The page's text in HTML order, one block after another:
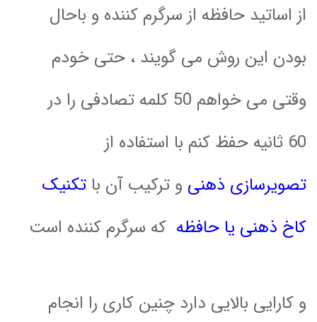
از اساتید حافظه از سرگرم کننده و باحال
بودن این روش می گویند ، حتی خودم
وقتی می خواهم 50 کلمه تصادفی را در
60 ثانیه حفظ کنم با استفاده از
تصویرسازی ذهنی و ترکیب آن با تکنیک
کاخ ذهنی یا حافظه که سرگرم کننده است
و کارایی بالایی دارد چنین کاری را انجام